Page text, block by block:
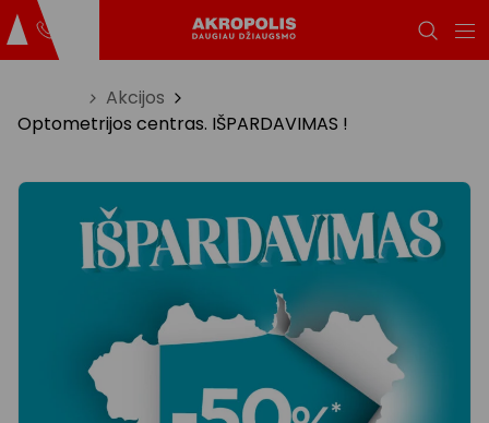
Akcijos
Optometrijos centras. IŠPARDAVIMAS !